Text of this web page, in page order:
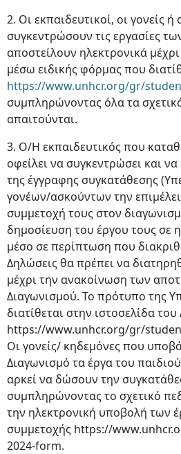
2. Οι εκπαιδευτικοί, οι γονείς
συγκεντρώσουν τις εργασίες
αποστείλουν ηλεκτρονικά
μέσω ειδικής φόρμας που
https://www.unhcr.org/gr/
συμπληρώνοντας όλα τα
απαιτούνται.
3. Ο/Η εκπαιδευτικός που
οφείλει να συγκεντρώσει και
της έγγραφης συγκατάθεσης
γονέων/ασκούντων την
συμμετοχή τους στον
δημοσίευση του έργου τους σε
μέσο σε περίπτωση που
Δηλώσεις θα πρέπει να
μέχρι την ανακοίνωση των
Διαγωνισμού. Το πρότυπο της
διατίθεται στην ιστοσελίδα
https://www.unhcr.org/gr/
Οι γονείς/ κηδεμόνες που
Διαγωνισμό τα έργα του
αρκεί να δώσουν την
συμπληρώνοντας το σχετικό
την ηλεκτρονική υποβολή των
συμμετοχής https://
2024-form.